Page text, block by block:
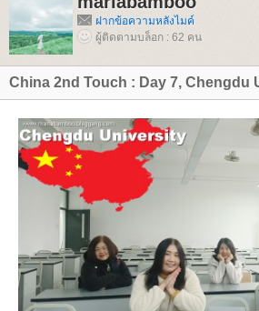
ฝากข้อความหลังไมค์
ผู้ติดตามบล็อก : 62 คน
China 2nd Touch : Day 7, Chengdu